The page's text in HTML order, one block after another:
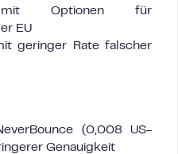
mit Optionen für
EU
geringer Rate falscher
(0,008 US-
Genauigkeit